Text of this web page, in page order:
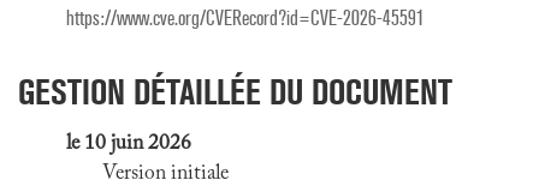
https://www.cve.org/CVERecord?id=CVE-2026-45591
GESTION DÉTAILLÉE DU DOCUMENT
le 10 juin 2026
Version initiale